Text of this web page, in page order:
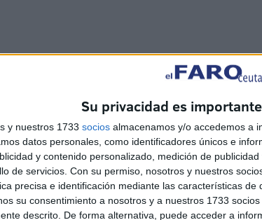
Su privacidad es
y nuestros 1733 socios almacenamos y/o accedemos a
datos personales, como identificadores únicos e
y contenido personalizado, medición de
de servicios. Con su permiso, nosotros y nuestros
precisa e identificación mediante las características de
su consentimiento a nosotros y a nuestros 1733
descrito. De forma alternativa, puede acceder a
de este tipo de actuaciones de las que ya
la parte del terreno perdida y, segundo, para
así controladas en las naves.